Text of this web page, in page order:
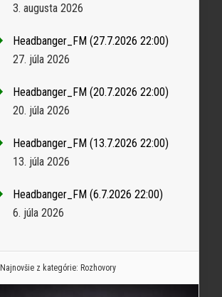
3. augusta 2026
Headbanger_FM (27.7.2026 22:00)
27. júla 2026
Headbanger_FM (20.7.2026 22:00)
20. júla 2026
Headbanger_FM (13.7.2026 22:00)
13. júla 2026
Headbanger_FM (6.7.2026 22:00)
6. júla 2026
Najnovšie z kategórie: Rozhovory